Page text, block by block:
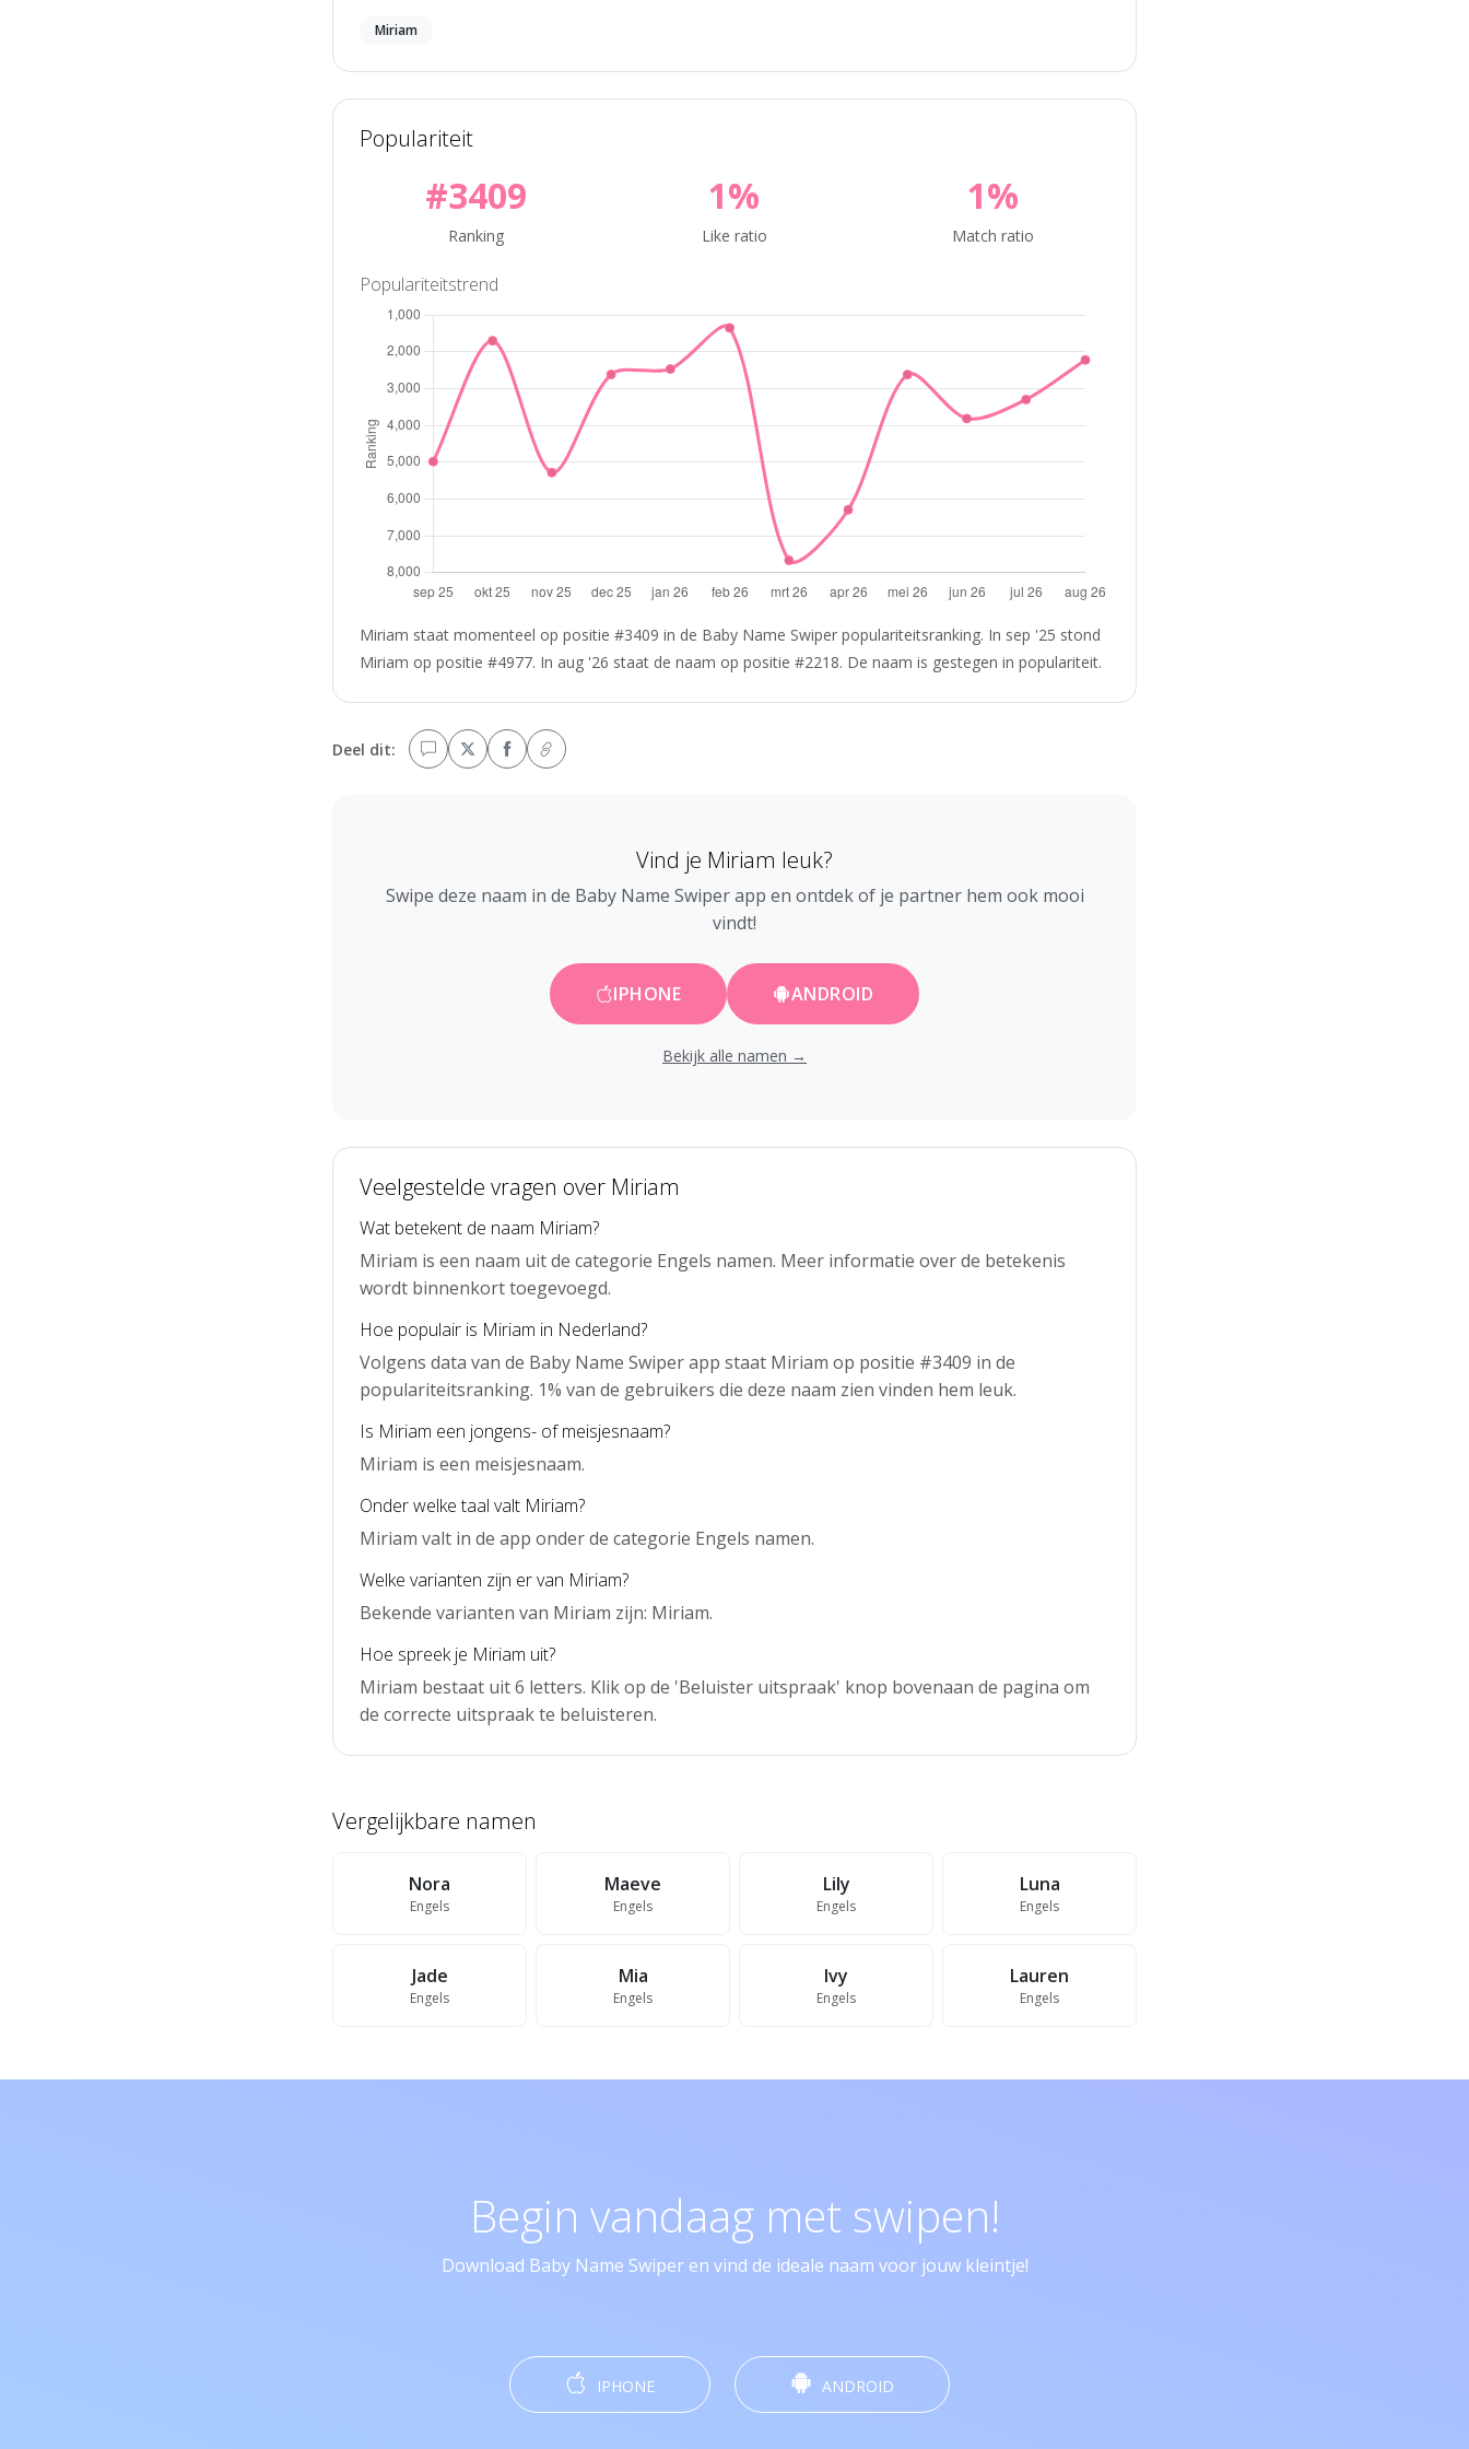
Miriam
Populariteit
#3409
Ranking
1%
Like ratio
1%
Match ratio
Populariteitstrend
Miriam staat momenteel op positie #3409 in de Baby Name Swiper populariteitsranking. In sep '25 stond
Miriam op positie #4977. In aug '26 staat de naam op positie #2218. De naam is gestegen in populariteit.
Deel dit:
Vind je Miriam leuk?
Swipe deze naam in de Baby Name Swiper app en ontdek of je partner hem ook mooi
vindt!
IPHONE ANDROID
Bekijk alle namen →
Veelgestelde vragen over Miriam
Wat betekent de naam Miriam?
Miriam is een naam uit de categorie Engels namen. Meer informatie over de betekenis
wordt binnenkort toegevoegd.
Hoe populair is Miriam in Nederland?
Volgens data van de Baby Name Swiper app staat Miriam op positie #3409 in de
populariteitsranking. 1% van de gebruikers die deze naam zien vinden hem leuk.
Is Miriam een jongens- of meisjesnaam?
Miriam is een meisjesnaam.
Onder welke taal valt Miriam?
Miriam valt in de app onder de categorie Engels namen.
Welke varianten zijn er van Miriam?
Bekende varianten van Miriam zijn: Miriam.
Hoe spreek je Miriam uit?
Miriam bestaat uit 6 letters. Klik op de 'Beluister uitspraak' knop bovenaan de pagina om
de correcte uitspraak te beluisteren.
Vergelijkbare namen
Nora
Engels
Maeve
Engels
Lily
Engels
Luna
Engels
Jade
Engels
Mia
Engels
Ivy
Engels
Lauren
Engels
Begin vandaag met swipen!
Download Baby Name Swiper en vind de ideale naam voor jouw kleintje!
IPHONE ANDROID